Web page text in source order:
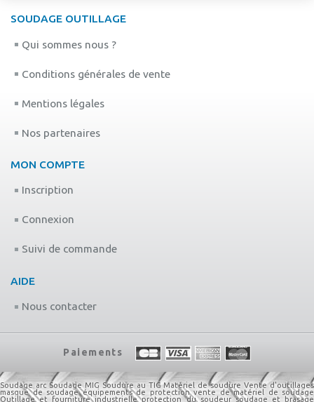
SOUDAGE OUTILLAGE
Qui sommes nous ?
Conditions générales de vente
Mentions légales
Nos partenaires
MON COMPTE
Inscription
Connexion
Suivi de commande
AIDE
Nous contacter
Paiements
Soudage arc Soudage MIG Soudure au TIG Matériel de soudure Vente d'outillages
masque de soudage équipements de protectionvente de matériel de soudage
Outillage et fourniture industrielle protection du soudeur soudage et brasage